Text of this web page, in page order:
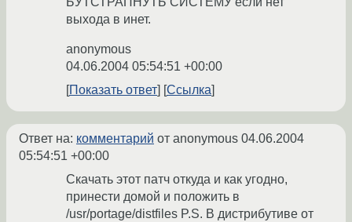
выхода в инет.
anonymous
04.06.2004 05:54:51 +00:00
Показать ответ
Ссылка
Ответ на: комментарий от anonymous 04.06.2004
05:54:51 +00:00
Скачать этот патч откуда и как угодно,
принести домой и положить в
/usr/portage/distfiles P.S. В дистрибутиве от